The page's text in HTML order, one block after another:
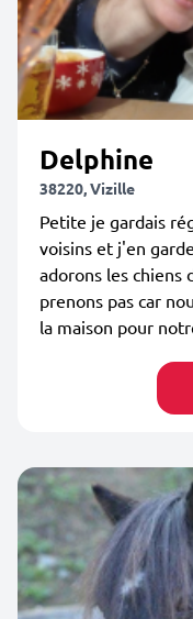
Delphine
38220, Vizille
Petite je gardais
voisins et j'en
adorons les chiens
prenons pas car
la maison pour